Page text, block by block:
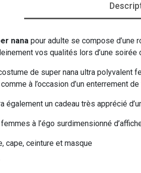
nana pour adulte se compose d’une
vos qualités lors d’une soirée
de super nana ultra polyvalent
comme à l’occasion d’un enterrement
également un cadeau très apprécié
à l’égo surdimensionné
cape, ceinture et masque